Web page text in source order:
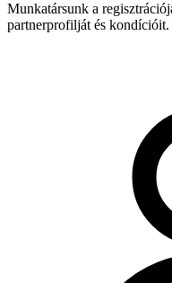
Munkatársunk a
partnerprofilját és kondícióit.